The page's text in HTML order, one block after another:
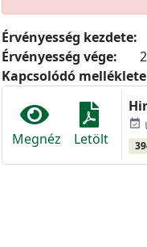
Érvényesség kezdete:
Érvényesség vége:
Kapcsolódó
Megnéz Letölt
event_available